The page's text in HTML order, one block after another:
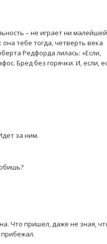
– не играет ни малейшей
тебе тогда, четверть века
Редфорда лилась: «Если,
Бред без горячки. И, если,
за ним.
Что пришел, даже не зная,